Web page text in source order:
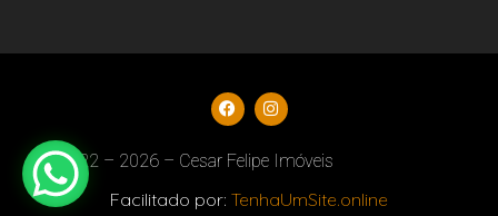
2022 – 2026 – Cesar Felipe Imóveis
Facilitado por: TenhaUmSite.online